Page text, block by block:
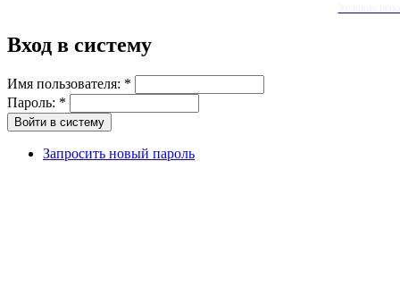
Вход в систему
Имя пользователя: *
Пароль: *
Запросить новый пароль